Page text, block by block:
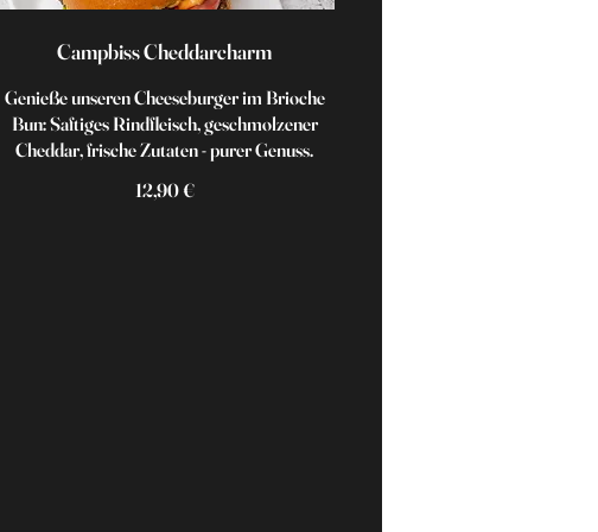
Campbiss Cheddarcharm
Genieße unseren Cheeseburger im Brioche
Bun: Saftiges Rindfleisch, geschmolzener
Cheddar, frische Zutaten - purer Genuss.
12,90 €